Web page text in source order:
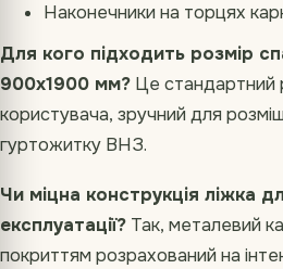
Наконечники на торцях
Для кого підходить розмір
900х1900 мм? Це стандартний
користувача, зручний для
гуртожитку ВНЗ.
Чи міцна конструкція ліжка
експлуатації? Так, металевий
покриттям розрахований на